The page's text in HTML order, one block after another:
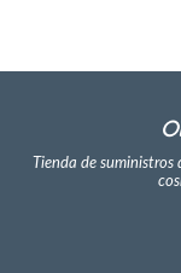
Tienda de